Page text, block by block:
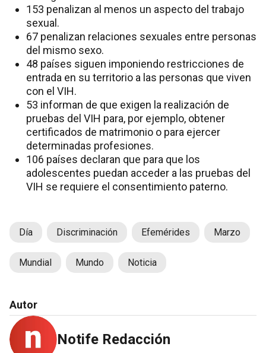
153 penalizan al menos un aspecto del trabajo
sexual.
67 penalizan relaciones sexuales entre personas
del mismo sexo.
48 países siguen imponiendo restricciones de
entrada en su territorio a las personas que viven
con el VIH.
53 informan de que exigen la realización de
pruebas del VIH para, por ejemplo, obtener
certificados de matrimonio o para ejercer
determinadas profesiones.
106 países declaran que para que los
adolescentes puedan acceder a las pruebas del
VIH se requiere el consentimiento paterno.
Día Discriminación Efemérides Marzo
Mundial Mundo Noticia
Autor
Notife Redacción